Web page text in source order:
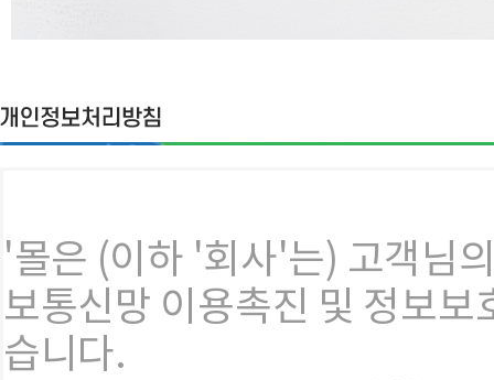
'몰은 (이하 '회사'는) 고객님
보통신망 이용촉진 및 정보
습니다.